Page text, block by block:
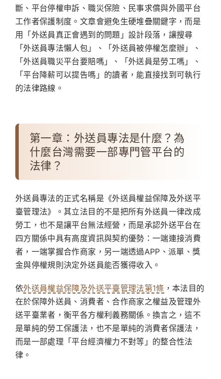
斷、平台停權申訴、職災保險、民事求償與外國平台
工作者保護制度。文章會避免生硬堆疊關鍵字，而是
用「外送員真正會遇到的問題」設計段落，讓搜尋
「外送員專法懶人包」、「外送員被停權怎麼辦」、
「外送員職災平台要賠嗎」、「外送員是勞工嗎」、
「平台降薪可以提告嗎」的讀者，能直接找到可執行
的法律路線。
第一章：外送員專法是什麼？為
什麼台灣需要一部專門管平台的
法律？
外送員專法的正式名稱是 《外送員權益保障及外送平
臺管理法》
。其立法目的不是把所有外送員一律改成
勞工，也不是讓平台無法經營，而是承認外送平台在
四方關係中具有高度資訊與契約優勢：一端連接消費
者，一端掌握合作商家，另一端透過APP、派單、獎
金與停權規則決定外送員能否獲得收入。
依外送員權益保障及外送平臺管理法第1條 ，本法目的
在於保障外送員、消費者、合作商家之權益及管理外
送平臺業者，衡平各方權利義務關係。換言之，這不
是單純的勞工保護法，也不是單純的消費者保護法，
而是一部處理「平台經濟權力不對等」的整合性法
律。